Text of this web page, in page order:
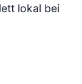
lokal bei